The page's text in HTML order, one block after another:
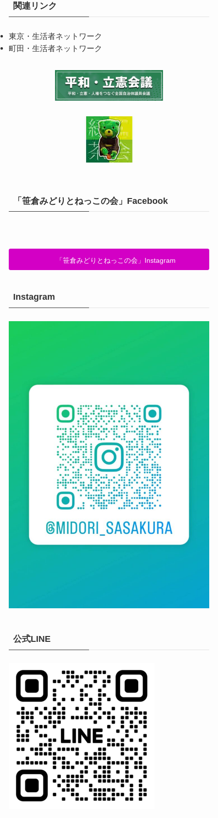
関連リンク
東京・生活者ネットワーク
町田・生活者ネットワーク
「笹倉みどりとねっこの会」Facebook
「笹倉みどりとねっこの会」Instagram
Instagram
公式LINE